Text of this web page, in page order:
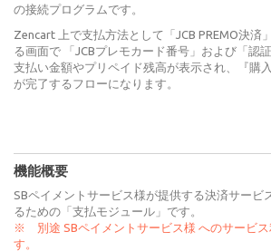
の接続プログラムです。
Zencart 上で支払方法として「JCB PREMO決済
る画面で 「JCBプレモカード番号」および「認
支払い金額やプリペイド残高が表示され、『購
が完了するフローになります。
機能概要
SBペイメントサービス様が提供する決済サービ
るための「支払モジュール」です。
※ 別途 SBペイメントサービス様 へのサービス
す。